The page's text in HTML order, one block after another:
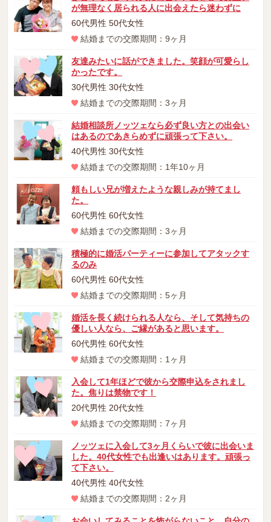
が無理なく居られる人に出会えたら迷わずに
60代男性 50代女性
結婚までの交際期間：9ヶ月
友達みたいに話ができました。笑顔が可愛らし
かったです。
30代男性 30代女性
結婚までの交際期間：3ヶ月
結婚相談所ノッツェなら必ず良い方との出会い
はあるのであきらめずに頑張って下さい。
40代男性 30代女性
結婚までの交際期間：1年10ヶ月
頼もしい兄が増えたような親しみが持てまし
た。
60代男性 60代女性
結婚までの交際期間：3ヶ月
積極的に婚活パーティーに参加してアタックす
るのみ
60代男性 60代女性
結婚までの交際期間：5ヶ月
婚活を長く続けられる人なら、そして気持ちの
優しい人なら、ご縁があると思います。
60代男性 60代女性
結婚までの交際期間：1ヶ月
入会して1年ほどで彼から交際申込をされまし
た。焦りは禁物です！
20代男性 20代女性
結婚までの交際期間：7ヶ月
ノッツェに入会して3ヶ月くらいで彼に出会いま
した。40代女性でも出逢いはあります。頑張っ
て下さい。
40代男性 40代女性
結婚までの交際期間：2ヶ月